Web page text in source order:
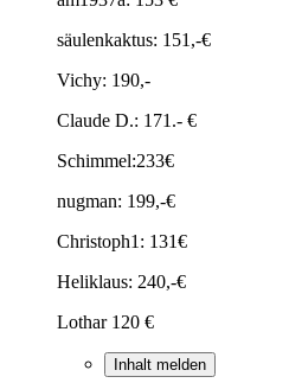
säulenkaktus: 151,-€
Vichy: 190,-
Claude D.: 171.- €
Schimmel:233€
nugman: 199,-€
Christoph1: 131€
Heliklaus: 240,-€
Lothar 120 €
Inhalt melden